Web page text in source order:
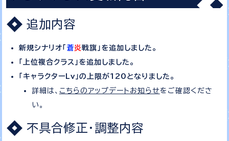
追加内容
新規シナリオ「蒼炎戦旗」を追加しました。
「上位複合クラス」を追加しました。
「キャラクターLv」の上限が120となりました。
詳細は、 こちらのアップデートお知らせ をご確認くださ
い。
不具合修正・調整内容